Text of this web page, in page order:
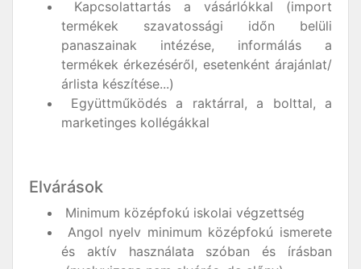
Kapcsolattartás a vásárlókkal (import
termékek szavatossági időn belüli
panaszainak intézése, informálás a
termékek érkezéséről, esetenként árajánlat/
árlista készítése...)
Együttműködés a raktárral, a bolttal, a
marketinges kollégákkal
Elvárások
Minimum középfokú iskolai végzettség
Angol nyelv minimum középfokú ismerete
és aktív használata szóban és írásban